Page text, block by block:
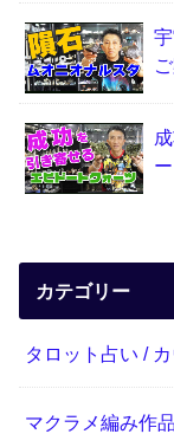
カテゴリー
タロット占い /
マクラメ編み作